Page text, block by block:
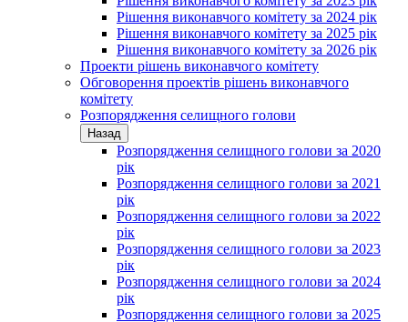
Рішення виконавчого комітету за 2024 рік
Рішення виконавчого комітету за 2025 рік
Рішення виконавчого комітету за 2026 рік
Проекти рішень виконавчого комітету
Обговорення проектів рішень виконавчого
комітету
Розпорядження селищного голови
Назад
Розпорядження селищного голови за 2020
рік
Розпорядження селищного голови за 2021
рік
Розпорядження селищного голови за 2022
рік
Розпорядження селищного голови за 2023
рік
Розпорядження селищного голови за 2024
рік
Розпорядження селищного голови за 2025